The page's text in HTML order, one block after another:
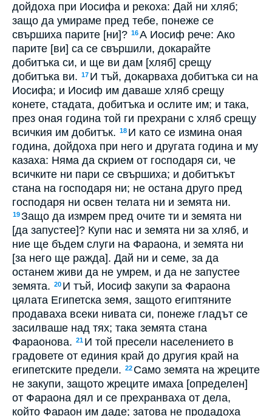
дойдоха при Иосифа и рекоха: Дай ни хляб;
защо да умираме пред тебе, понеже се
свършиха парите [ни]? 16А Иосиф рече: Ако
парите [ви] са се свършили, докарайте
добитъка си, и ще ви дам [хляб] срещу
добитъка ви. 17 И тъй, докарваха добитъка си на
Иосифа; и Иосиф им даваше хляб срещу
конете, стадата, добитъка и ослите им; и така,
през оная година той ги прехрани с хляб срещу
всичкия им добитък. 18 И като се измина оная
година, дойдоха при него и другата година и му
казаха: Няма да скрием от господаря си, че
всичките ни пари се свършиха; и добитъкът
стана на господаря ни; не остана друго пред
господаря ни освен телата ни и земята ни.
19Защо да измрем пред очите ти и земята ни
[да запустее]? Купи нас и земята ни за хляб, и
ние ще бъдем слуги на Фараона, и земята ни
[за него ще ражда]. Дай ни и семе, за да
останем живи да не умрем, и да не запустее
земята. 20 И тъй, Иосиф закупи за Фараона
цялата Египетска земя, защото египтяните
продаваха всеки нивата си, понеже гладът се
засилваше над тях; така земята стана
Фараонова. 21 И той пресели населението в
градовете от единия край до другия край на
египетските предели. 22 Само земята на жреците
не закупи, защото жреците имаха [определен]
от Фараона дял и се прехранваха от дела,
който Фараон им даде; затова не продадоха